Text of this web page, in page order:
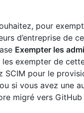
pour
d’entreprise de
Exempter les
les exempter de
SCIM pour le
si vous avez une
migré vers